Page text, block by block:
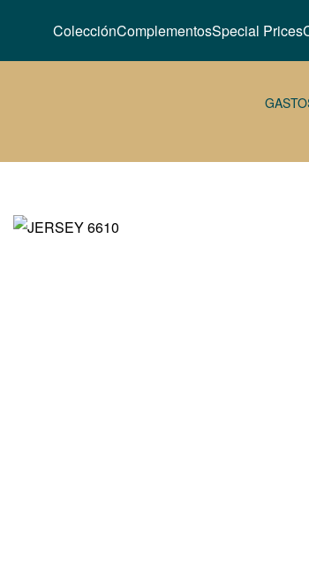
ColecciónComplementosSpecial Prices